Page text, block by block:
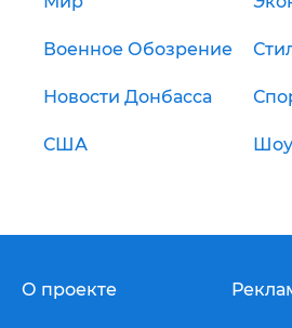
Военное Обозрение
Новости Донбасса
США
О проекте